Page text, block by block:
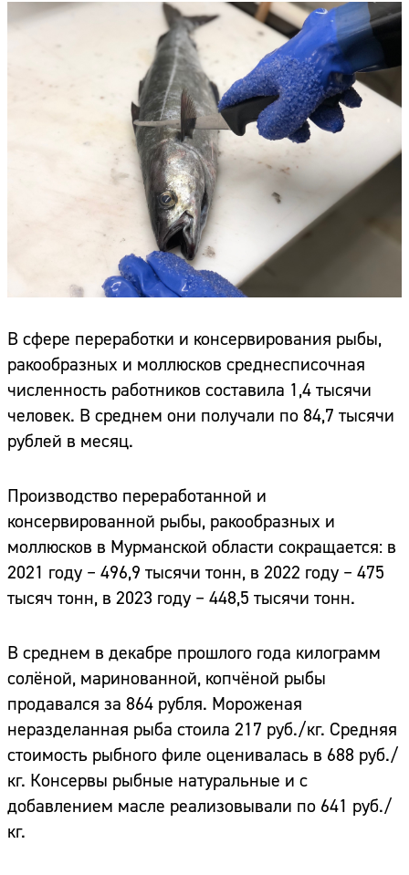
В сфере переработки и консервирования рыбы,
ракообразных и моллюсков среднесписочная
численность работников составила 1,4 тысячи
человек. В среднем они получали по 84,7 тысячи
рублей в месяц.
Производство переработанной и
консервированной рыбы, ракообразных и
моллюсков в Мурманской области сокращается: в
2021 году – 496,9 тысячи тонн, в 2022 году – 475
тысяч тонн, в 2023 году – 448,5 тысячи тонн.
В среднем в декабре прошлого года килограмм
солёной, маринованной, копчёной рыбы
продавался за 864 рубля. Мороженая
неразделанная рыба стоила 217 руб./кг. Средняя
стоимость рыбного филе оценивалась в 688 руб./
кг. Консервы рыбные натуральные и с
добавлением масле реализовывали по 641 руб./
кг.